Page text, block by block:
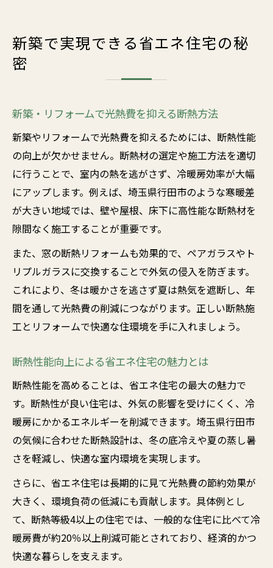
新築で実現できる省エネ住宅の秘
密
新築・リフォームで光熱費を抑える断熱方法
新築やリフォームで光熱費を抑えるためには、断熱性能
の向上が欠かせません。断熱材の選定や施工方法を適切
に行うことで、室内の熱を逃がさず、冷暖房効率が大幅
にアップします。例えば、埼玉県行田市のような寒暖差
が大きい地域では、壁や屋根、床下に高性能な断熱材を
隙間なく施工することが重要です。
また、窓の断熱リフォームも効果的で、ペアガラスやト
リプルガラスに交換することで外気の侵入を防ぎます。
これにより、冬は暖かさを逃さず夏は熱気を遮断し、年
間を通して光熱費の削減につながります。正しい断熱施
工とリフォームで快適な住環境を手に入れましょう。
断熱性能向上による省エネ住宅の魅力とは
断熱性能を高めることは、省エネ住宅の最大の魅力で
す。断熱性が良い住宅は、外気の影響を受けにくく、冷
暖房にかかるエネルギーを削減できます。埼玉県行田市
の気候に合わせた断熱設計は、冬の底冷えや夏の蒸し暑
さを軽減し、快適な室内環境を実現します。
さらに、省エネ住宅は長期的に見て光熱費の節約効果が
大きく、環境負荷の低減にも貢献します。具体例とし
て、断熱等級4以上の住宅では、一般的な住宅に比べて冷
暖房費が約20％以上削減可能とされており、経済的かつ
快適な暮らしを支えます。